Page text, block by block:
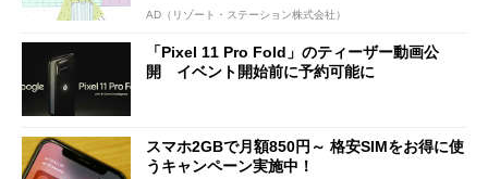
AD（リゾート・ステーション株式会社）
「Pixel 11 Pro Fold」のティーザー動画公
開 イベント開始前に予約可能に
スマホ2GBで月額850円～ 格安SIMをお得に使
うキャンペーン実施中！